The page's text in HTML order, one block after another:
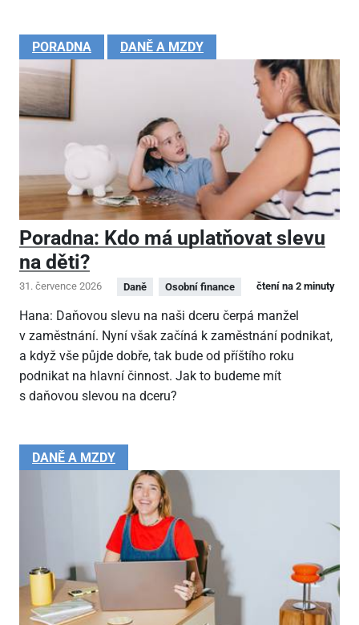
PORADNA DANĚ A MZDY
Poradna: Kdo má uplatňovat slevu
na děti?
31. července 2026 Daně Osobní finance čtení na 2 minuty
Hana: Daňovou slevu na naši dceru čerpá manžel
v zaměstnání. Nyní však začíná k zaměstnání podnikat,
a když vše půjde dobře, tak bude od příštího roku
podnikat na hlavní činnost. Jak to budeme mít
s daňovou slevou na dceru?
DANĚ A MZDY